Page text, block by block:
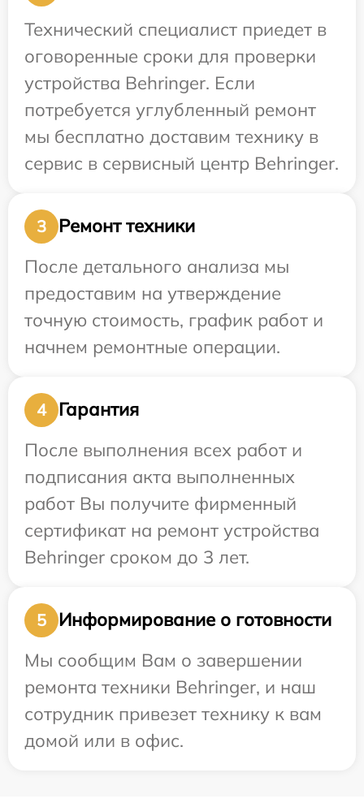
Технический специалист приедет в
оговоренные сроки для проверки
устройства Behringer. Если
потребуется углубленный ремонт
мы бесплатно доставим технику в
сервис в сервисный центр Behringer.
3
Ремонт техники
После детального анализа мы
предоставим на утверждение
точную стоимость, график работ и
начнем ремонтные операции.
4
Гарантия
После выполнения всех работ и
подписания акта выполненных
работ Вы получите фирменный
сертификат на ремонт устройства
Behringer сроком до 3 лет.
5
Информирование о готовности
Мы сообщим Вам о завершении
ремонта техники Behringer, и наш
сотрудник привезет технику к вам
домой или в офис.